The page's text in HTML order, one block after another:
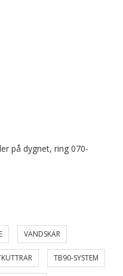
på dygnet, ring 070-
VÄNDSKÄR
TB90-SYSTEM